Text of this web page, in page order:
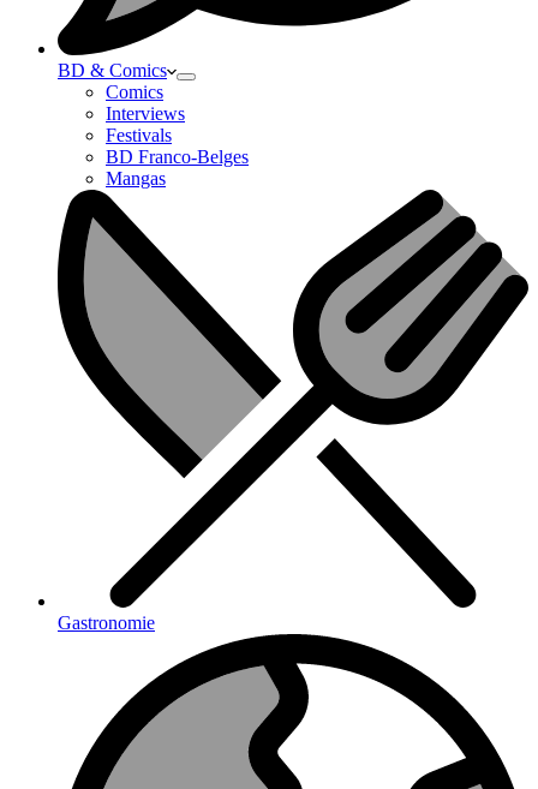
BD & Comics
Comics
Interviews
Festivals
BD Franco-Belges
Mangas
Gastronomie